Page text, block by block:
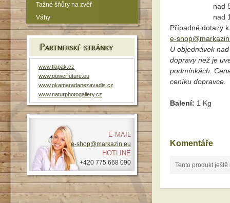
nad 500 Kg
nad
Případné dotazy
e-
U objednávek
dopravy než je
podmínkách.
ceníku dopravce.
Balení: 1 Kg
Komentáře
Tento produkt
Tažné šňůry na zvěř
Váhy
www.tlapak.cz
www.powerfuture.eu
www.okamaradanezavadis.cz
www.naturphotogallery.cz
E-MAIL
e-shop@markazin.eu
HOTLINE
+420 775 668 090